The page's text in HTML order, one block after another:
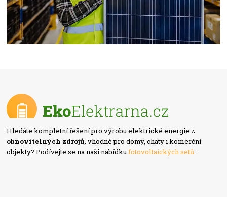
Hledáte kompletní řešení pro výrobu elektrické energie z
obnovitelných zdrojů, vhodné pro domy, chaty i komerční
objekty? Podívejte se na naši nabídkufotovoltaických setů.